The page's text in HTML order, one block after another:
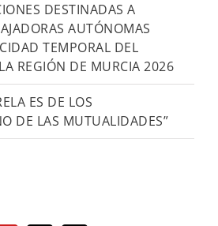
DESTINADAS A
AUTÓNOMAS
TEMPORAL DEL
REGIÓN DE MURCIA 2026
ES DE LOS
DE LAS MUTUALIDADES”